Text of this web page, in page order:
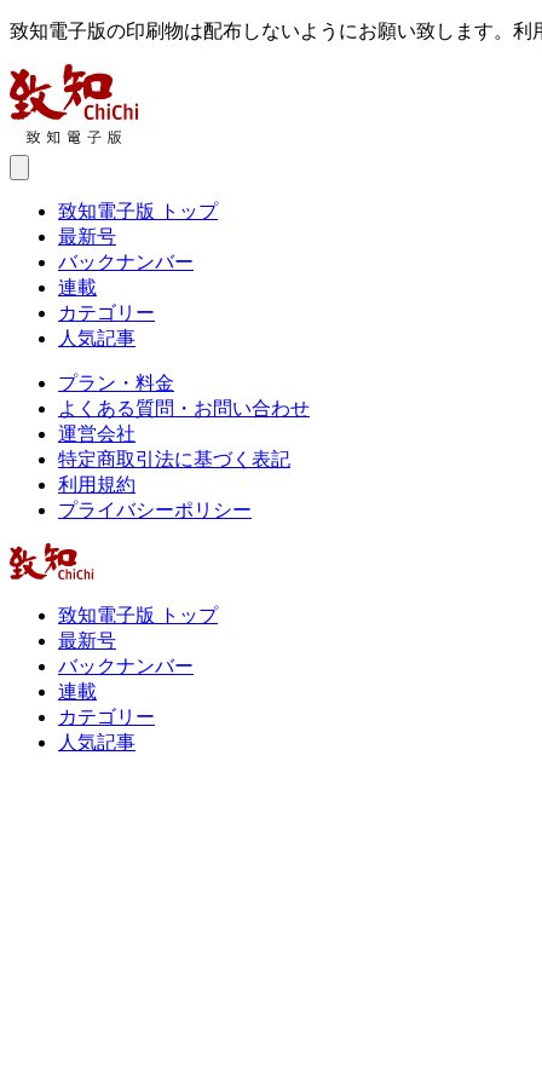
致知電子版の印刷物は配布しないようにお願い致します。
致知電子版 トップ
最新号
バックナンバー
連載
カテゴリー
人気記事
プラン・料金
よくある質問・お問い合わせ
運営会社
特定商取引法に基づく表記
利用規約
プライバシーポリシー
致知電子版 トップ
最新号
バックナンバー
連載
カテゴリー
人気記事